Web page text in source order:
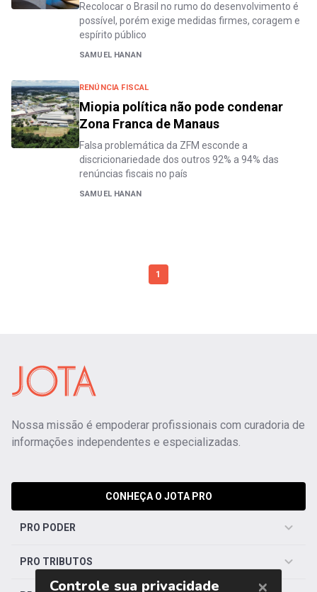
Recolocar o Brasil no rumo do desenvolvimento é
possível, porém exige medidas firmes, coragem e
espírito público
SAMUEL HANAN
RENÚNCIA FISCAL
Miopia política não pode condenar
Zona Franca de Manaus
Falsa problemática da ZFM esconde a
discricionariedade dos outros 92% a 94% das
renúncias fiscais no país
SAMUEL HANAN
1
Nossa missão é empoderar profissionais com curadoria de
informações independentes e especializadas.
CONHEÇA O JOTA PRO
PRO PODER
PRO TRIBUTOS